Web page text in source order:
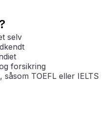
selv
forsikring
TOEFL eller IELTS